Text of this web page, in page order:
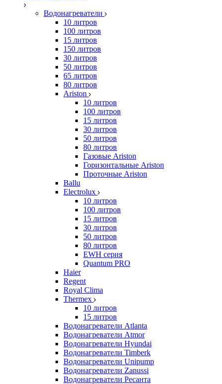
Водонагреватели
10 литров
100 литров
15 литров
150 литров
30 литров
50 литров
65 литров
80 литров
Ariston
10 литров
100 литров
15 литров
30 литров
50 литров
80 литров
Газовые Ariston
Горизонтальные Ariston
Проточные Ariston
Ballu
Electrolux
10 литров
100 литров
15 литров
30 литров
50 литров
80 литров
EWH серия
Quantum PRO
Haier
Regent
Royal Clima
Thermex
10 литров
15 литров
Водонагреватели Atlanta
Водонагреватели Atmor
Водонагреватели Hyundai
Водонагреватели Timberk
Водонагреватели Unipump
Водонагреватели Zanussi
Водонагреватели Ресанта